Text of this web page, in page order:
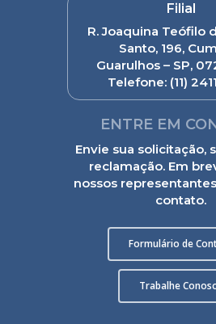
Filial
R. Joaquina Teófilo
Santo, 196,
Guarulhos – SP,
Telefone:(11)
ENTRE EM
Envie sua solicitação,
reclamação. Em
nossos
contato.
Formulário de
Trabalhe